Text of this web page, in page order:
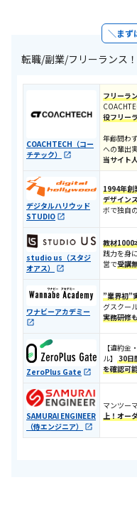
まず
転職/副業/フリーランス
COACHTECH（コー
チテック）
フリーラ
役フリー
年齢問わ
への輩出
当サイト
デジタルハリウッド
STUDIO
1994年創
デザイン
ボで独自
studio us（スタジ
オアス）
教材1000
践力を身
営で受講
ワナビーアカデミー
”業界初”
グスクール
実務研修
ZeroPlus Gate
【違約
ル】 30日
を確認可能
SAMURAI ENGINEER
（侍エンジニア）
マンツー
上！オー